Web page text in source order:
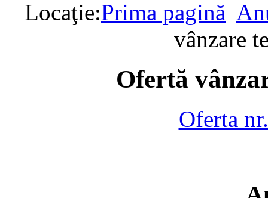
Locaţie:Prima pagină
vânzare
Ofertă
Oferta